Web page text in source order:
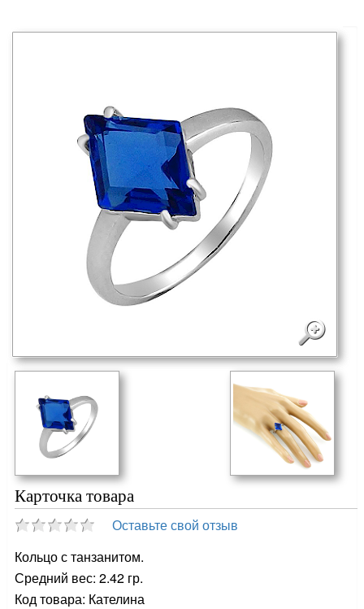
Карточка товара
Оставьте свой отзыв
Кольцо с танзанитом.
Средний вес: 2.42 гр.
Код товара: Кателина